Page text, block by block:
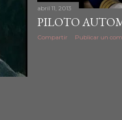
abril 11, 2013
PILOTO
Compartir Publicar un